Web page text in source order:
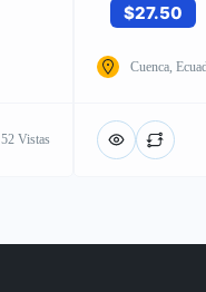
52 Vistas
$27.50
Cuenca,